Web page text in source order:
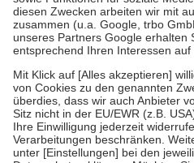
Zuzahlung zehn Prozent der
Verordnung.
Um das Engagement der
stärken und die besondere Stellung
fallenkeine Zuzahlungenan bei:
• Kindern und Jugendlichen bis
mit Ausnahme der Fahrkosten
• Untersuchungen zur Vorsorge
GKV getragen werden